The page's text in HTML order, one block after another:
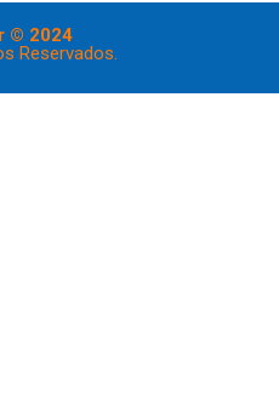
© 2024
Reservados.